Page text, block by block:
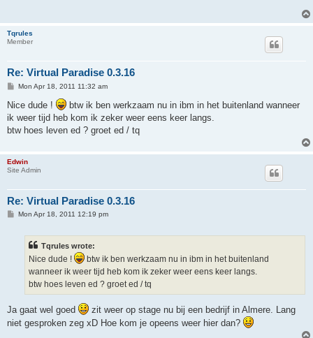
Tqrules
Member
Re: Virtual Paradise 0.3.16
P
s
t
Mon Apr 18, 2011 11:32 am
Nice dude !
btw ik ben werkzaam nu in ibm in het buitenland wanneer
ik weer tijd heb kom ik zeker weer eens keer langs.
btw hoes leven ed ? groet ed / tq
Edwin
Site Admin
Re: Virtual Paradise 0.3.16
PMon Apr 18, 2011 12:19 pm
Tqrules wrote:
Nice dude !
btw ik ben werkzaam nu in ibm in het buitenland
wanneer ik weer tijd heb kom ik zeker weer eens keer langs.
btw hoes leven ed ? groet ed / tq
Ja gaat wel goed
zit weer op stage nu bij een bedrijf in Almere. Lang
niet gesproken zeg xD Hoe kom je opeens weer hier dan?